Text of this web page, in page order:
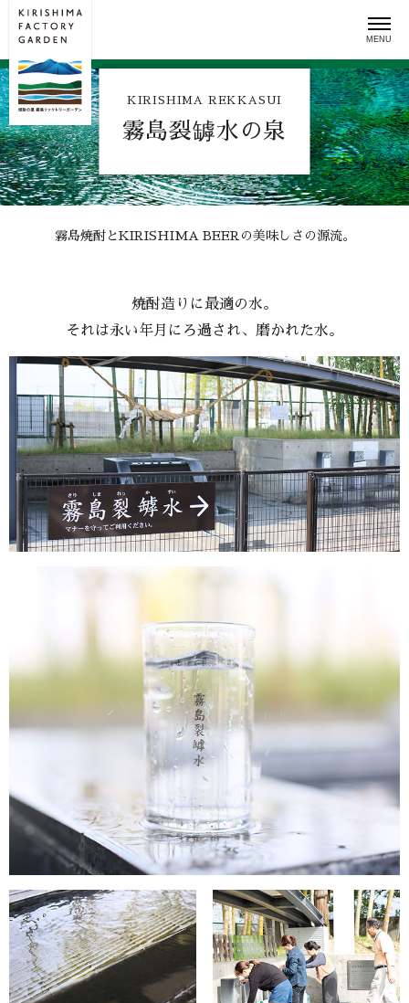
Skip
KIRISHIMA REKKASUI
霧島裂罅水の泉
霧島焼酎とKIRISHIMA BEERの美味しさの源流。
焼酎造りに最適の水。
それは永い年月にろ過され、磨かれた水。